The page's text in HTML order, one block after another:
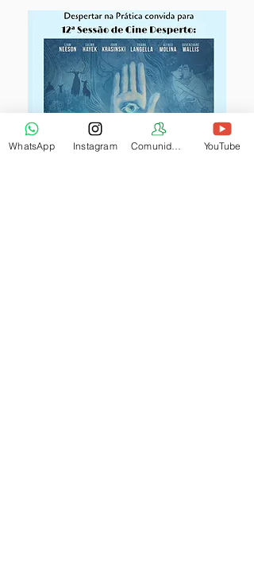
WhatsApp Instagram YouTube